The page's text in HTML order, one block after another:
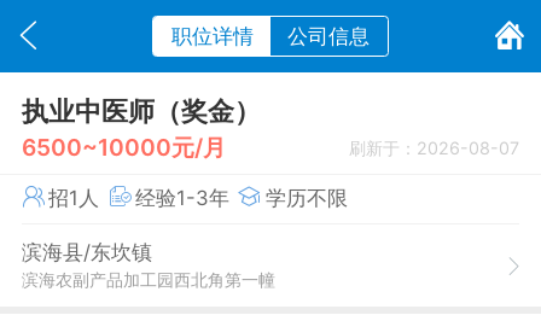
职位详情 公司信息
执业中医师（奖金）
6500~10000元/月 刷新于：2026-08-07
招1人 经验1-3年 学历不限
滨海县/东坎镇
滨海农副产品加工园西北角第一幢